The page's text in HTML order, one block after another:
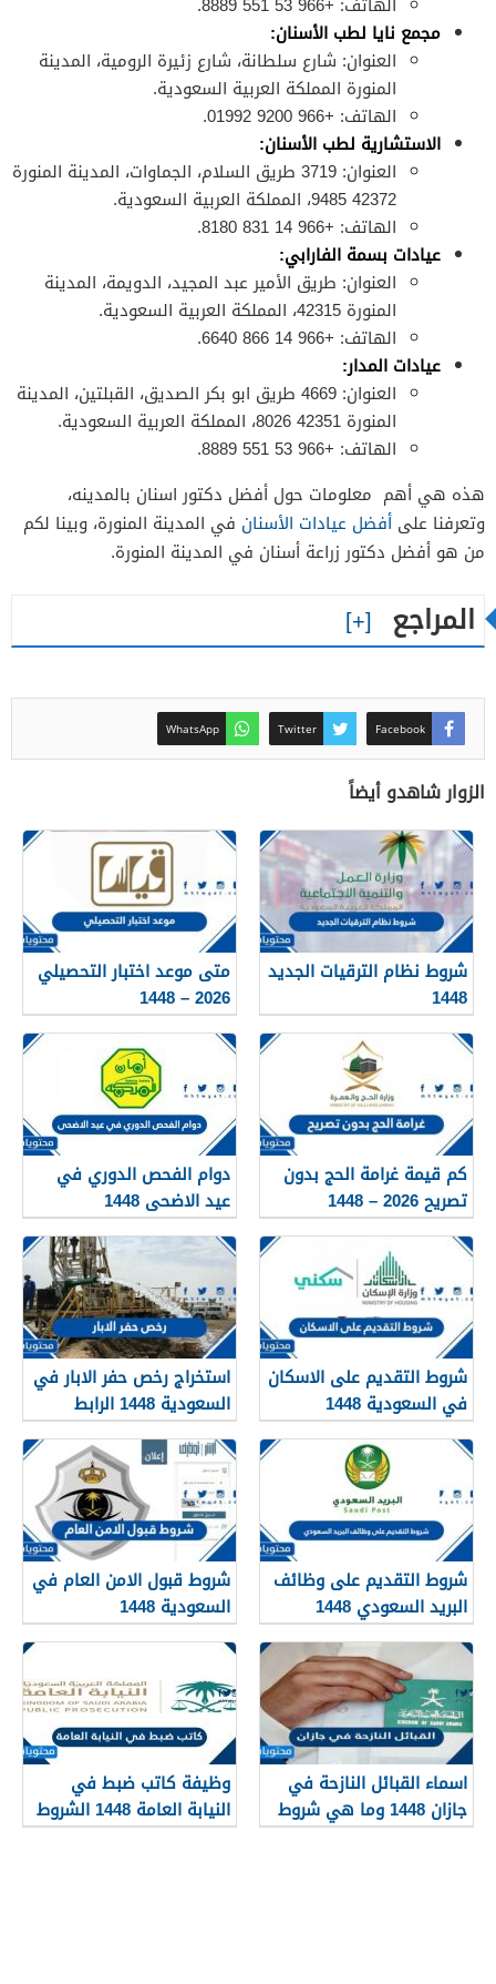
مجمع نايا لطب الأسنان:
العنوان: شارع سلطانة، شارع زئيرة الرومية، المدينة
المنورة المملكة العربية السعودية.
الهاتف: +966 9200 01992.
الاستشارية لطب الأسنان:
العنوان: 3719 طريق السلام، الجماوات، المدينة المنورة
42372 9485، المملكة العربية السعودية.
الهاتف: +966 14 831 8180.
عيادات بسمة الفارابي:
العنوان: طريق الأمير عبد المجيد، الدويمة، المدينة
المنورة 42315، المملكة العربية السعودية.
الهاتف: +966 14 866 6640.
عيادات المدار:
العنوان: 4669 طريق ابو بكر الصديق، القبلتين، المدينة
المنورة 42351 8026، المملكة العربية السعودية.
الهاتف: +966 53 551 8889.
هذه هي أهم معلومات حول أفضل دكتور اسنان بالمدينه،
وتعرفنا على أفضل عيادات الأسنان في المدينة المنورة، وبينا لكم
من هو أفضل دكتور زراعة أسنان في المدينة المنورة.
المراجع
Facebook
Twitter
WhatsApp
الزوار شاهدو أيضاً
شروط نظام الترقيات الجديد
1448
متى موعد اختبار التحصيلي
2026 – 1448
كم قيمة غرامة الحج بدون
تصريح 2026 – 1448
دوام الفحص الدوري في
عيد الاضحى 1448
شروط التقديم على الاسكان
في السعودية 1448
استخراج رخص حفر الابار في
السعودية 1448 الرابط
والشروط بالتفصيل
شروط التقديم على وظائف
البريد السعودي 1448
شروط قبول الامن العام في
السعودية 1448
اسماء القبائل النازحة في
جازان 1448 وما هي شروط
تجنيسها
وظيفة كاتب ضبط في
النيابة العامة 1448 الشروط
وطريقة التقديم